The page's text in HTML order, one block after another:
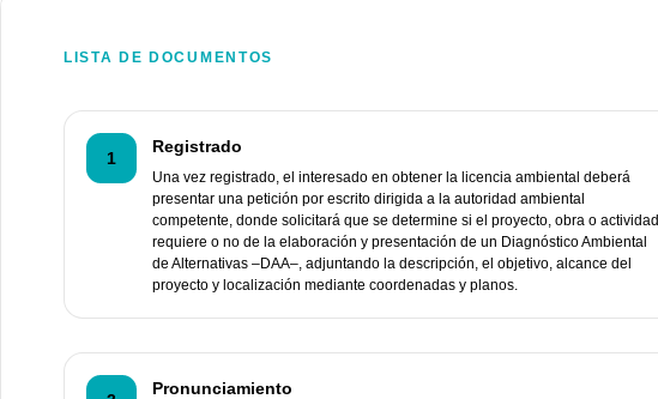
LISTA DE DOCUMENTOS
1
Registrado
Una vez registrado, el interesado en obtener la licencia ambiental deberá
presentar una petición por escrito dirigida a la autoridad ambiental
competente, donde solicitará que se determine si el proyecto, obra o actividad
requiere o no de la elaboración y presentación de un Diagnóstico Ambiental
de Alternativas –DAA–, adjuntando la descripción, el objetivo, alcance del
proyecto y localización mediante coordenadas y planos.
Pronunciamiento